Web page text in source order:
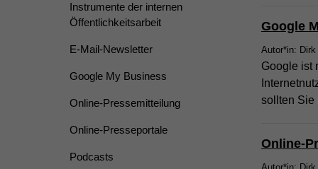
Instrumente der internen
Öffentlichkeitsarbeit
E-Mail-Newsletter
Google My Business
Online-Pressemitteilung
Online-Presseportale
Podcasts
Google
Autor*in:
Google ist
sollten Sie
Online-